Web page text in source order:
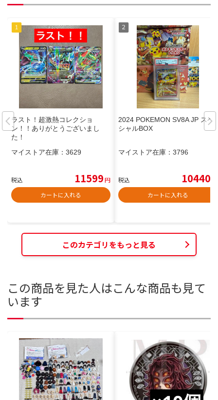
ラスト！超激熱コレクショ
ン！！ありがとうございまし
た！
マイストア在庫： 3629
税込 11599円
カートに入れる
2024 POKEMON SV8A JP スペ
シャルBOX
マイストア在庫： 3796
税込 10440
カートに入れる
このカテゴリをもっと見る
この商品を見た人はこんな商品も見て
います